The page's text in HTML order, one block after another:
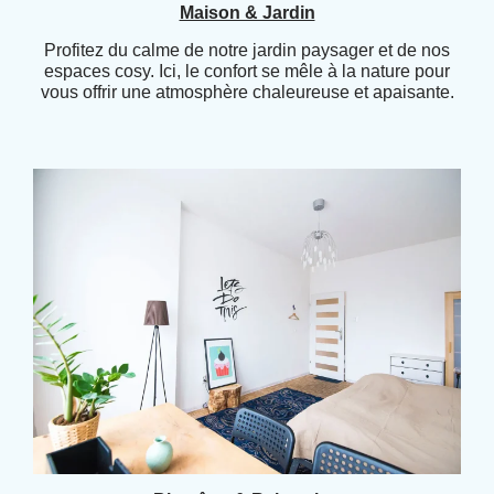
Maison & Jardin
Profitez du calme de notre jardin paysager et de nos
espaces cosy. Ici, le confort se mêle à la nature pour
vous offrir une atmosphère chaleureuse et apaisante.